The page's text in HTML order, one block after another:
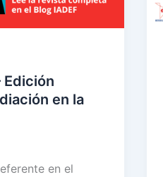
Edición
en la
en el